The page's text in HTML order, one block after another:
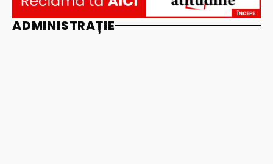
ADMINISTRAȚIE